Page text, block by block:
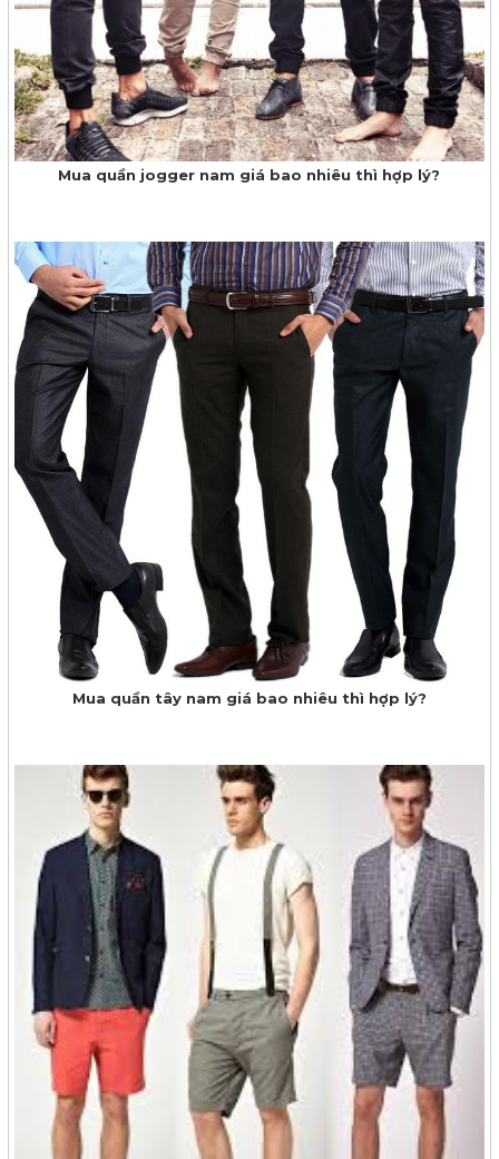
Mua quần jogger nam giá bao nhiêu thì hợp lý?
Mua quần tây nam giá bao nhiêu thì hợp lý?